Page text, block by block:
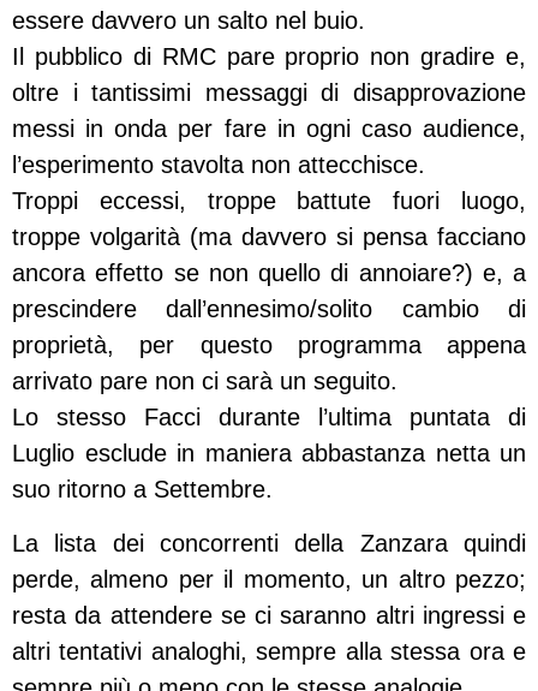
essere davvero un salto nel buio.
Il pubblico di RMC pare proprio non gradire e,
oltre i tantissimi messaggi di disapprovazione
messi in onda per fare in ogni caso audience,
l’esperimento stavolta non attecchisce.
Troppi eccessi, troppe battute fuori luogo,
troppe volgarità (ma davvero si pensa facciano
ancora effetto se non quello di annoiare?) e, a
prescindere dall’ennesimo/solito cambio di
proprietà, per questo programma appena
arrivato pare non ci sarà un seguito.
Lo stesso Facci durante l’ultima puntata di
Luglio esclude in maniera abbastanza netta un
suo ritorno a Settembre.
La lista dei concorrenti della Zanzara quindi
perde, almeno per il momento, un altro pezzo;
resta da attendere se ci saranno altri ingressi e
altri tentativi analoghi, sempre alla stessa ora e